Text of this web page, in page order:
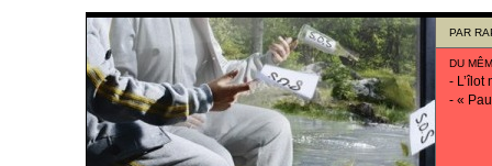
PAR
DU
- L’îlot
- «